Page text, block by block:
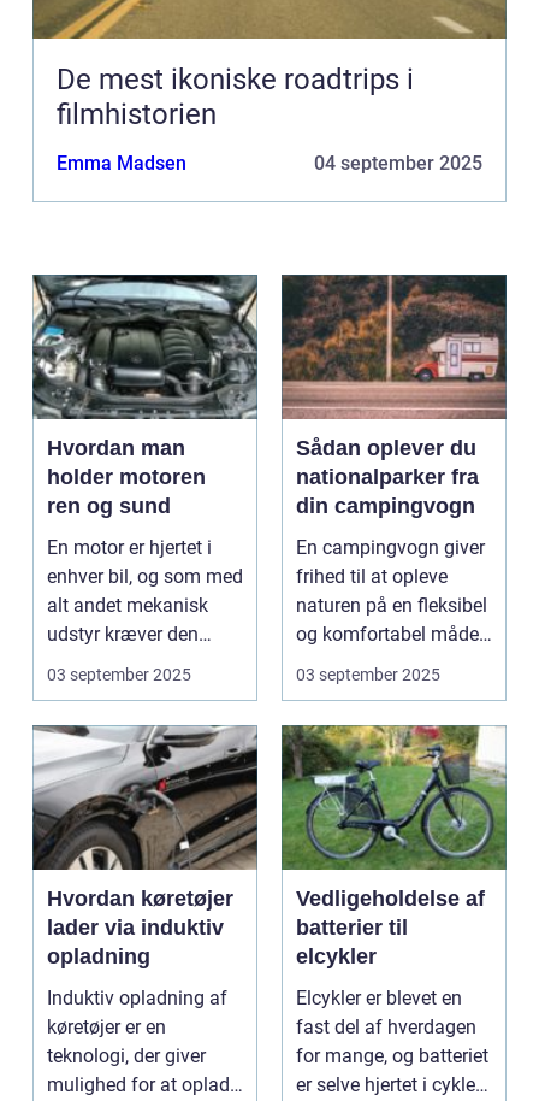
De mest ikoniske roadtrips i
filmhistorien
Emma Madsen 04 september 2025
Hvordan man
holder motoren
ren og sund
En motor er hjertet i
enhver bil, og som med
alt andet mekanisk
udstyr kræver den
omsorg for a...
03 september 2025
Sådan oplever du
nationalparker fra
din campingvogn
En campingvogn giver
frihed til at opleve
naturen på en fleksibel
og komfortabel måde.
N...
03 september 2025
Hvordan køretøjer
lader via induktiv
opladning
Induktiv opladning af
køretøjer er en
teknologi, der giver
mulighed for at oplade
Vedligeholdelse af
batterier til
elcykler
Elcykler er blevet en
fast del af hverdagen
for mange, og batteriet
er selve hjertet i cyklen.